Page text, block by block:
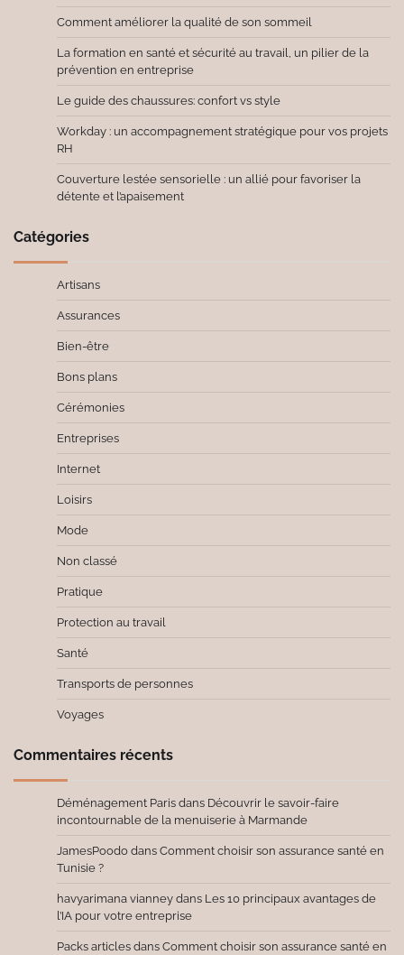
Comment améliorer la qualité de son sommeil
La formation en santé et sécurité au travail, un pilier de la
prévention en entreprise
Le guide des chaussures: confort vs style
Workday : un accompagnement stratégique pour vos projets
RH
Couverture lestée sensorielle : un allié pour favoriser la
détente et l’apaisement
Catégories
Artisans
Assurances
Bien-être
Bons plans
Cérémonies
Entreprises
Internet
Loisirs
Mode
Non classé
Pratique
Protection au travail
Santé
Transports de personnes
Voyages
Commentaires récents
Déménagement Paris dans Découvrir le savoir-faire
incontournable de la menuiserie à Marmande
JamesPoodo dans Comment choisir son assurance santé en
Tunisie ?
havyarimana vianney dans Les 10 principaux avantages de
l’IA pour votre entreprise
Packs articles dans Comment choisir son assurance santé en